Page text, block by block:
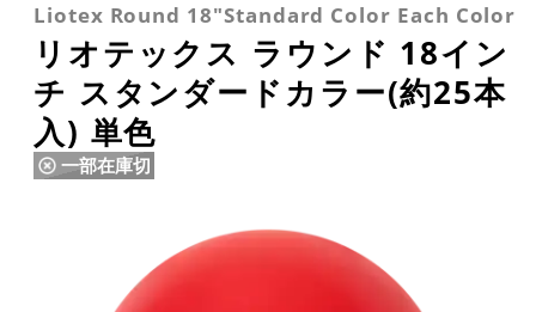
Liotex Round 18"Standard Color Each Color
リオテックス ラウンド 18イン
チ スタンダードカラー(約25本
入) 単色
一部在庫切